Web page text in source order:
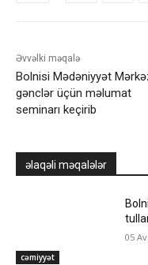
Əvvəlki məqalə
Bolnisi Mədəniyyət
gənclər üçün məlumat
seminarı keçirib
əlaqəli məqalələr
cəmiyyət
05